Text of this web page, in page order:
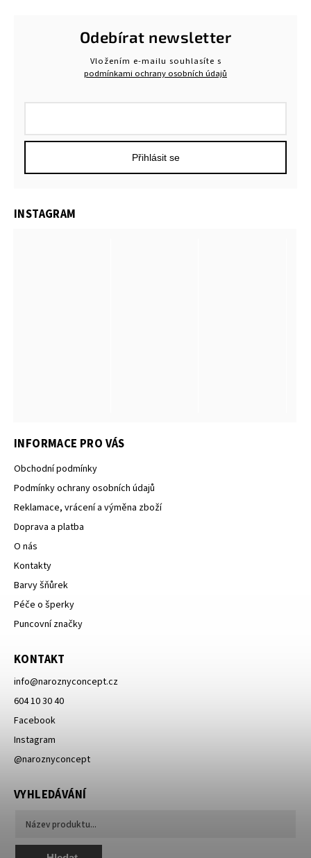
Odebírat newsletter
Vložením e-mailu souhlasíte s
podmínkami ochrany osobních údajů
Přihlásit se
INFORMACE PRO VÁS
Obchodní podmínky
Podmínky ochrany osobních údajů
Reklamace, vrácení a výměna zboží
Doprava a platba
O nás
Kontakty
Barvy šňůrek
Péče o šperky
Puncovní značky
KONTAKT
info@naroznyconcept.cz
604 10 30 40
Facebook
Instagram
@naroznyconcept
VYHLEDÁVÁNÍ
INSTAGRAM